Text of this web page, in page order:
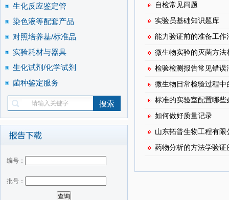
生化反应鉴定管
染色液等配套产品
对照培养基/标准品
实验耗材与器具
生化试剂/化学试剂
菌种鉴定服务
编号：
批号：
自检常见问题
实验员基础知识题库
能力验证前的准备工作
微生物实验的灭菌方法
检验检测报告常见错误
微生物日常检验过程
标准的实验室配置哪些
如何做好质量记录
山东拓普生物工程有限
药物分析的方法学验